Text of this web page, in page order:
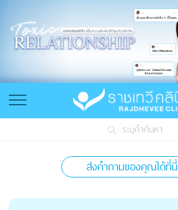
ระบุคำค้นหา
ส่งคำถามของคุณได้ที่นี่